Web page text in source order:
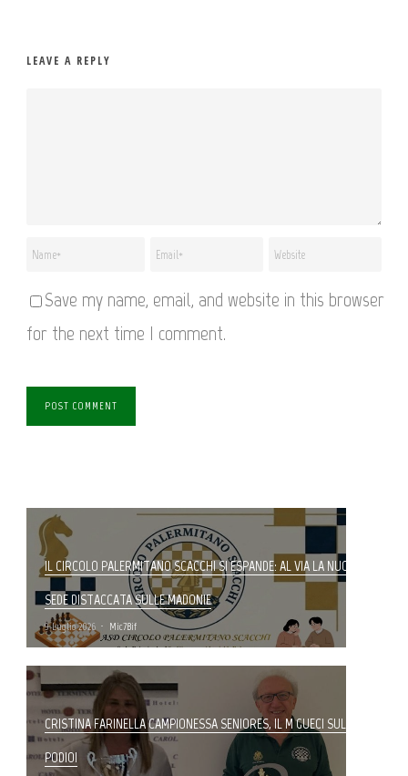
LEAVE A REPLY
Save my name, email, and website in this browser
for the next time I comment.
IL CIRCOLO PALERMITANO SCACCHI SI ESPANDE: AL VIA LA NUOVA
SEDE DISTACCATA SULLE MADONIE
9 Luglio 2026 Mic7Bif
CRISTINA FARINELLA CAMPIONESSA SENIORES, IL M GUECI SUL
PODIO!